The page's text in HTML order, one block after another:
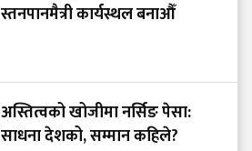
स्तनपानमैत्री कार्यस्थल बनाऔँ
अस्तित्वको खोजीमा नर्सिङ पेसा:
साधना देशको, सम्मान कहिले?